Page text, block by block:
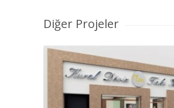
Diğer Projeler